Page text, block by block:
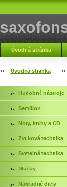
Úvodná stránka
Fotogaléria servis
Úvodná stránka
Hudobné nástroje
Semillon
Noty, knihy a CD
Zvuková technika
Svetelná technika
Služby
Náhradné diely